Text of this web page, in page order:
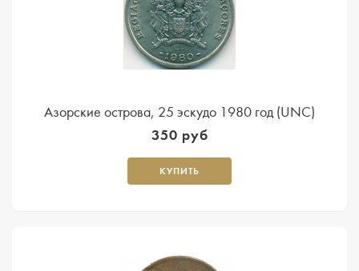
Азорские острова, 25 эскудо 1980 год (UNC)
350 руб
КУПИТЬ